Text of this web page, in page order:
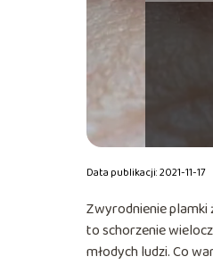
Data publikacji: 2021-11-17
Zwyrodnienie plamki
to schorzenie
młodych ludzi. Co